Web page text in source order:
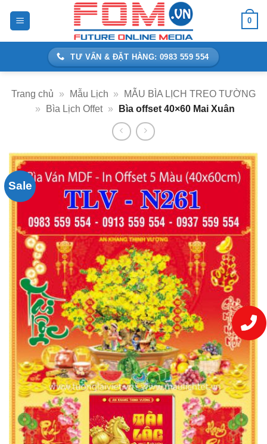
0
TƯ VẤN & ĐẶT HÀNG: 0983 559 554
Trang chủ » Mẫu Lịch »
MẪU BÌA LỊCH TREO TƯỜNG
»
Bìa Lịch Offet » Bìa offset 40×60 Mai Xuân
Sale